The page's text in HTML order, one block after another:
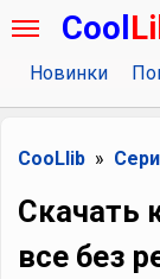
Cool
Новинки
CooLlib
Скачать
все без